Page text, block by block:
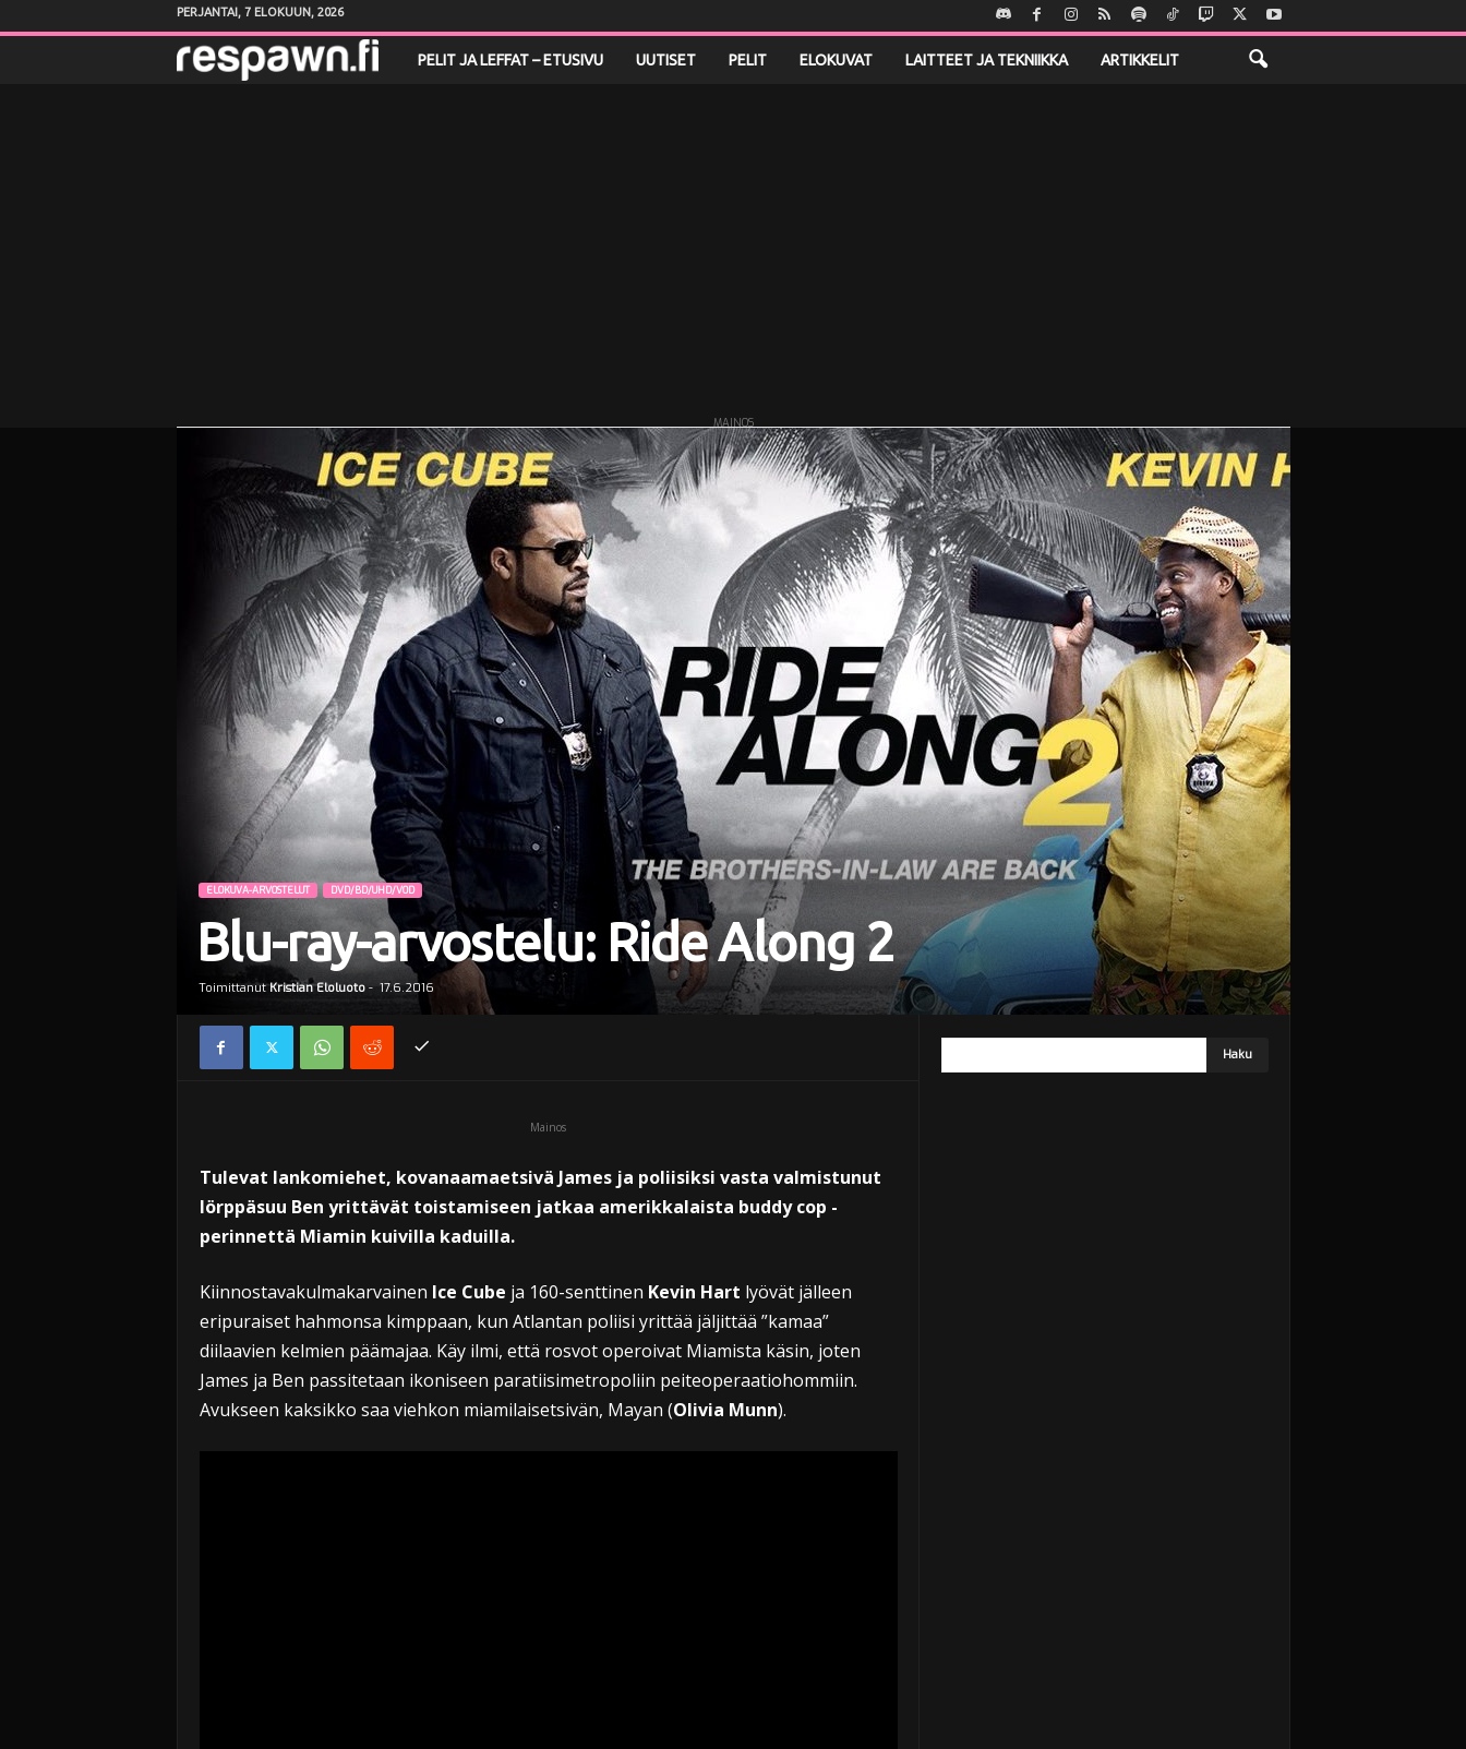
PERJANTAI, 7 ELOKUUN, 2026
f
i
PELIT JA LEFFAT – ETUSIVU UUTISET PELIT ELOKUVAT LAITTEET JA TEKNIIKKA ARTIKKELIT
MAINOS
ELOKUVA-ARVOSTELUT DVD/BD/UHD/VOD
Blu-ray-arvostelu: Ride Along 2
Toimittanut Kristian Eloluoto- 17.6.2016
Mainos
Tulevat lankomiehet, kovanaamaetsivä James ja poliisiksi vasta valmistunut
lörppäsuu Ben yrittävät toistamiseen jatkaa amerikkalaista buddy cop -
perinnettä Miamin kuivilla kaduilla.
Kiinnostavakulmakarvainen Ice Cube ja 160-senttinen Kevin Hart lyövät jälleen
eripuraiset hahmonsa kimppaan, kun Atlantan poliisi yrittää jäljittää ”kamaa”
diilaavien kelmien päämajaa. Käy ilmi, että rosvot operoivat Miamista käsin, joten
James ja Ben passitetaan ikoniseen paratiisimetropoliin peiteoperaatiohommiin.
Avukseen kaksikko saa viehkon miamilaisetsivän, Mayan (Olivia Munn).